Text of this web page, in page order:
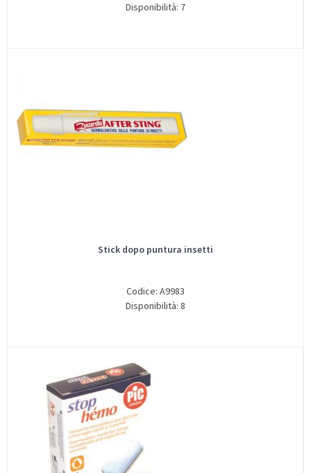
Disponibilità: 7
Stick dopo puntura insetti
Codice: A9983
Disponibilità: 8